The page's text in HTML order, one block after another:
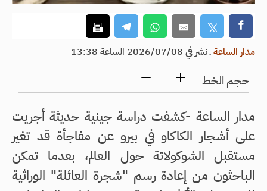
مدار الساعةـنشر في 2026/07/08 الساعة 13:38
حجم الخط
مدار الساعة -كشفت دراسة جينية حديثة أجريت
على أشجار الكاكاو في بيرو عن مفاجأة قد تغير
مستقبل الشوكولاتة حول العالم، بعدما تمكن
الباحثون من إعادة رسم "شجرة العائلة" الوراثية